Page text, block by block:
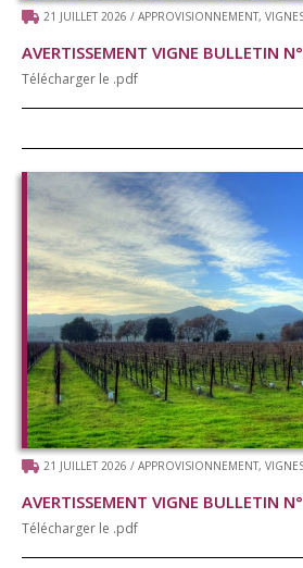
21 JUILLET 2026 / APPROVISIONNEMENT,
AVERTISSEMENT VIGNE BULLETIN
Télécharger le .pdf
21 JUILLET 2026 / APPROVISIONNEMENT,
AVERTISSEMENT VIGNE BULLETIN
Télécharger le .pdf